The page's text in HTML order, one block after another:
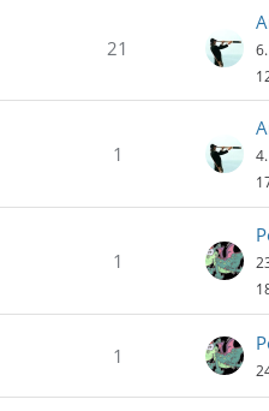
21
1
1
1